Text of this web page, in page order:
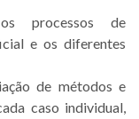
processos de
e os diferentes
de métodos e
caso individual,